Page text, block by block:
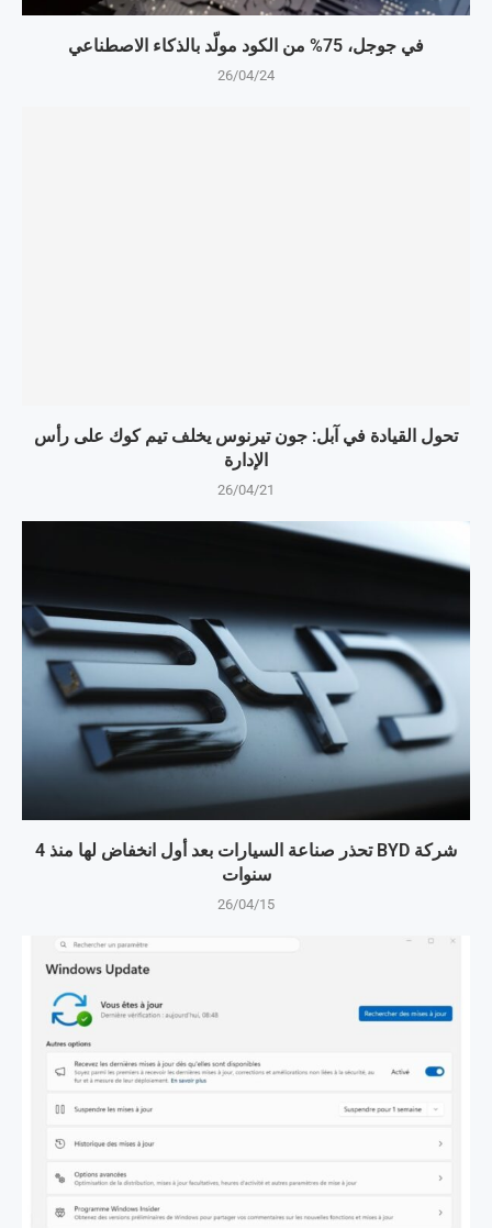
في جوجل، 75% من الكود مولّد بالذكاء الاصطناعي
26/04/24
تحول القيادة في آبل: جون تيرنوس يخلف تيم كوك على رأس
الإدارة
26/04/21
شركة BYD تحذر صناعة السيارات بعد أول انخفاض لها منذ 4
سنوات
26/04/15